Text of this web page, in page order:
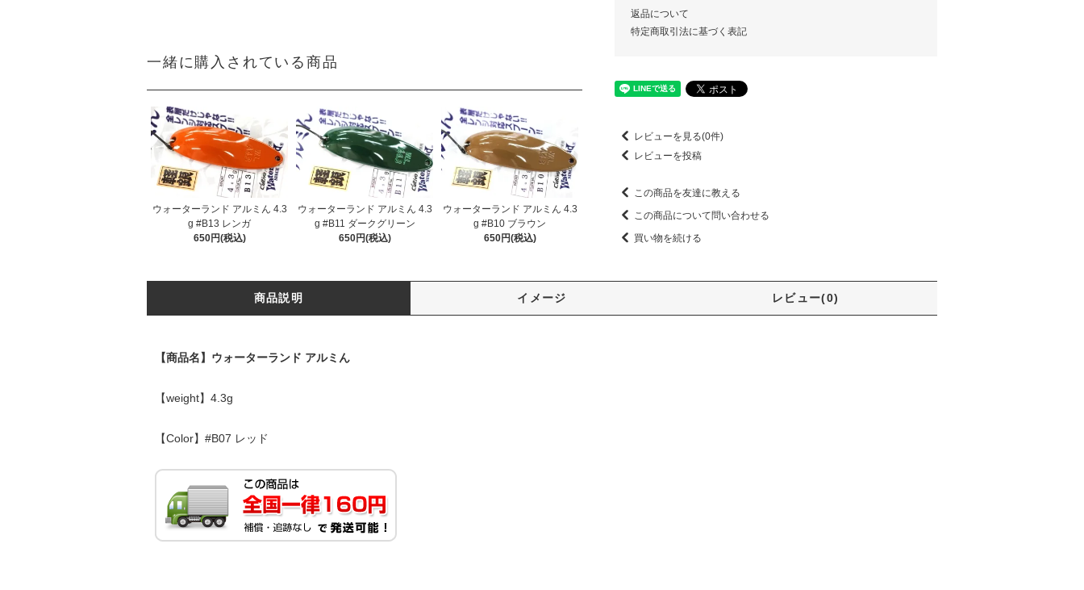
一緒に購入されている商品
ウォーターランド アルミん 4.3
g #B13 レンガ
650円(税込)
ウォーターランド アルミん 4.3
g #B11 ダークグリーン
650円(税込)
ウォーターランド アルミん 4.3
g #B10 ブラウン
650円(税込)
返品について
特定商取引法に基づく表記
レビューを見る(0件)
レビューを投稿
この商品を友達に教える
この商品について問い合わせる
買い物を続ける
商品説明 イメージ レビュー(0)
【商品名】ウォーターランド アルミん
【weight】4.3g
【Color】#B07 レッド